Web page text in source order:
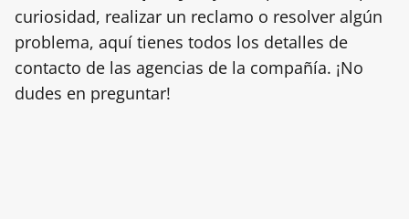
curiosidad, realizar un reclamo o resolver algún
problema, aquí tienes todos los detalles de
contacto de las agencias de la compañía. ¡No
dudes en preguntar!